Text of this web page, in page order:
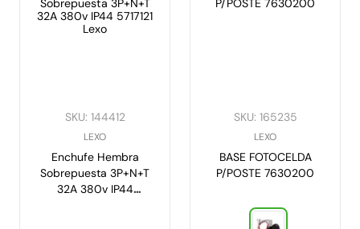
SKU: 144412
LEXO
Enchufe Hembra
Sobrepuesta 3P+N+T
32A 380v IP44
SKU: 165235
LEXO
BASE FOTOCELDA
P/POSTE 7630200